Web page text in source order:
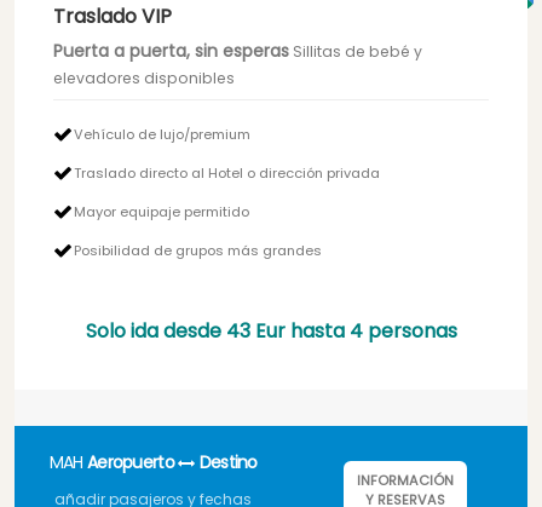
Traslado VIP
Puerta a puerta, sin esperas Sillitas de bebé y
elevadores disponibles
Vehículo de lujo/premium
Traslado directo al Hotel o dirección privada
Mayor equipaje permitido
Posibilidad de grupos más grandes
Solo ida desde 43 Eur hasta 4 personas
MAH Aeropuerto Destino
añadir pasajeros y fechas
INFORMACIÓN
Y RESERVAS